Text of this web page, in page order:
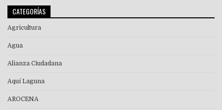
CATEGORÍAS
Agricultura
Agua
Alianza Ciudadana
Aquí Laguna
AROCENA